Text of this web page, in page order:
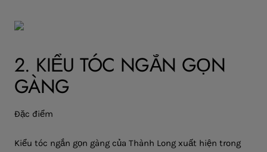
2. KIỂU TÓC NGẮN GỌN
GÀNG
Đặc điểm
Kiểu tóc ngắn gọn gàng của Thành Long xuất hiện trong